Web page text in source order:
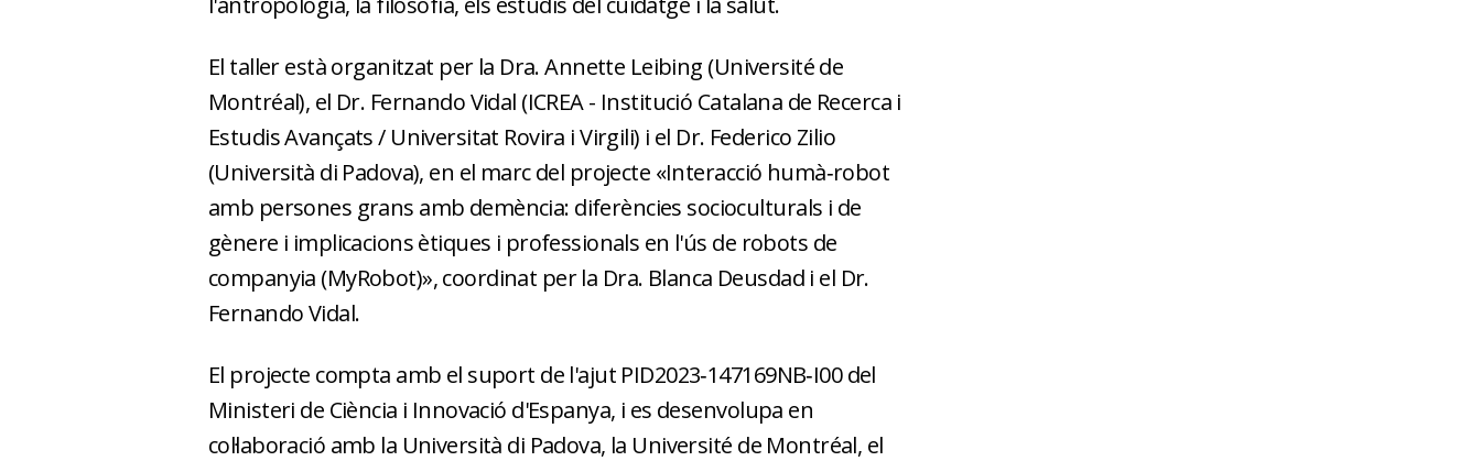
El taller està organitzat per la Dra. Annette Leibing (Université de
Montréal), el Dr. Fernando Vidal (ICREA - Institució Catalana de Recerca i
Estudis Avançats / Universitat Rovira i Virgili) i el Dr. Federico Zilio
(Università di Padova), en el marc del projecte «Interacció humà‑robot
amb persones grans amb demència: diferències socioculturals i de
gènere i implicacions ètiques i professionals en l'ús de robots de
companyia (MyRobot)», coordinat per la Dra. Blanca Deusdad i el Dr.
Fernando Vidal.
El projecte compta amb el suport de l'ajut PID2023‑147169NB‑I00 del
Ministeri de Ciència i Innovació d'Espanya, i es desenvolupa en
col·laboració amb la Università di Padova, la Université de Montréal, el